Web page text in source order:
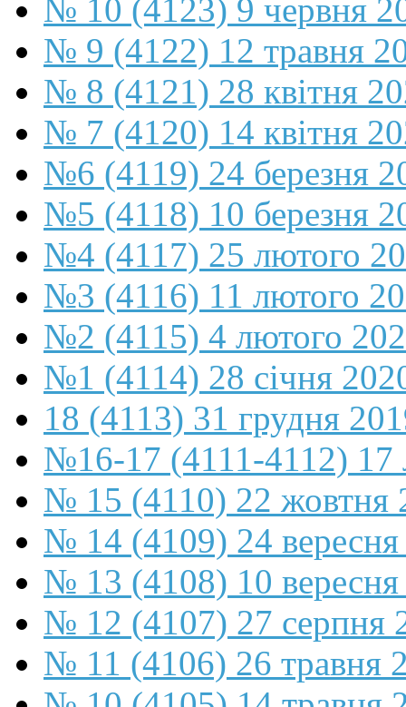
№ 10 (4123) 9 червня
№ 9 (4122) 12 травня
№ 8 (4121) 28 квітня
№ 7 (4120) 14 квітня
№6 (4119) 24 березня
№5 (4118) 10 березня
№4 (4117) 25 лютого
№3 (4116) 11 лютого
№2 (4115) 4 лютого
№1 (4114) 28 січня
18 (4113) 31 грудня
№16-17 (4111-4112) 17
№ 15 (4110) 22 жовтня
№ 14 (4109) 24
№ 13 (4108) 10
№ 12 (4107) 27 серпня
№ 11 (4106) 26 травня